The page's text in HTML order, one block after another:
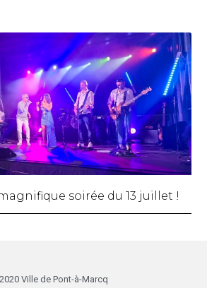
soirée du 13 juillet !
Ville de Pont-à-Marcq